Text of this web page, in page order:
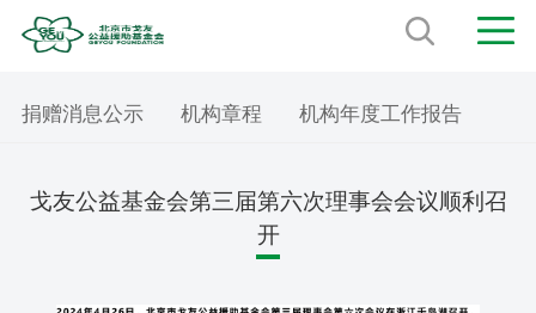
捐赠消息公示 机构章程 机构年度工作报告
戈友公益基金会第三届第六次理事会会议顺利召
开